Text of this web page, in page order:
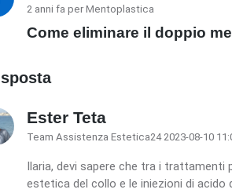
2 anni fa per Mentoplastica
Come eliminare il doppio
Ester Teta
Team Assistenza Estetica24 2023-08-10
Ilaria, devi sapere che tra i trattamenti
estetica del collo e le iniezioni di